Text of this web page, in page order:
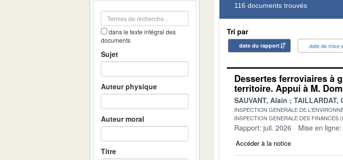
dans le texte intégral des
documents
Sujet
Auteur physique
Auteur moral
Titre
116 documents trouvés
Tri par
date du rapport date de mise
Dessertes ferroviaires à
territoire. Appui à M.
SAUVANT, Alain TAILLARDAT,
INSPECTION GENERALE DE
INSPECTION GENERALE DES FINANCES
Rapport: juil. 2026 Mise en
Accéder à la notice